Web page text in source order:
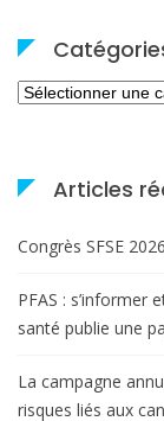
Catégories
Articles
Congrès SFSE
PFAS : s’informer
santé publie une
La campagne
risques liés aux